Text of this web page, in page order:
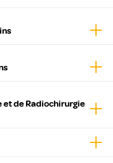
de Radiochirurgie